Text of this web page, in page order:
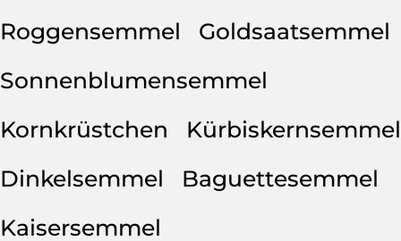
Roggensemmel
Goldsaatsemmel
Sonnenblumensemmel
Kornkrüstchen
Kürbiskernsemmel
Dinkelsemmel
Baguettesemmel
Kaisersemmel